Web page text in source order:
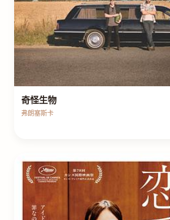
奇怪生物
弗朗塞斯卡